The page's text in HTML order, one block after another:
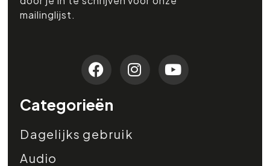
mailinglijst.
Categorieën
Dagelijks gebruik
Audio